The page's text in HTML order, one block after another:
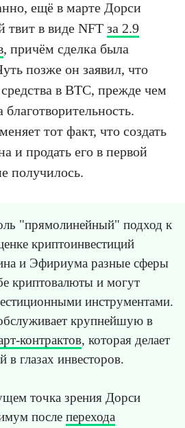
ещё в марте Дорси
твит в виде NFT за 2.9
, причём сделка была
позже он заявил, что
в BTC, прежде чем
тот факт, что создать
и продать его в первой
получилось.
"прямолинейный" подход к
криптоинвестиций
и Эфириума разные сферы
криптовалюты и могут
инструментами.
крупнейшую в
контрактов, которая делает
в глазах инвесторов.
точка зрения Дорси
после перехода